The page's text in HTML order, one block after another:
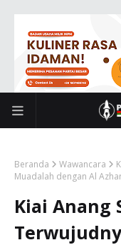
Beranda Wawancara
Muadalah dengan Al
Kiai Anang